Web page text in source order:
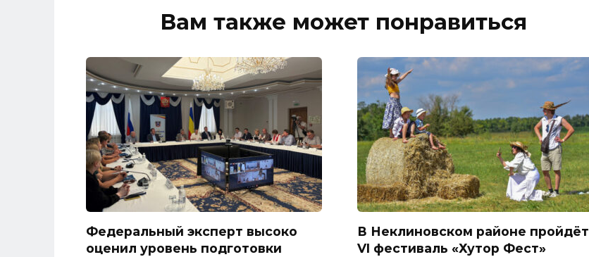
Вам также может понравиться
Федеральный эксперт высоко
оценил уровень подготовки
В Неклиновском районе пройдёт
VI фестиваль «Хутор Фест»